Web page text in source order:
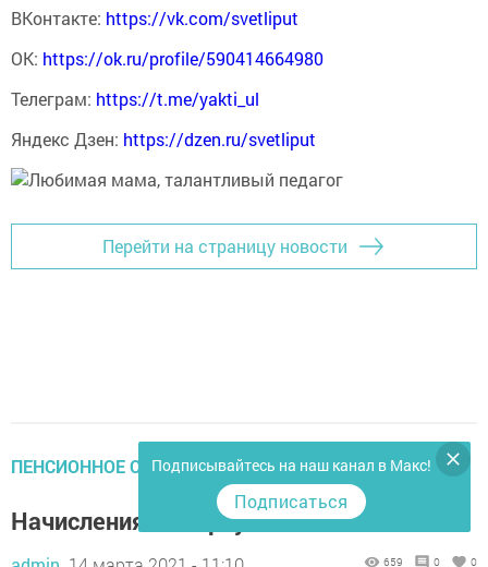
ВКонтакте: https://vk.com/svetliput
ОК: https://ok.ru/profile/590414664980
Телеграм: https://t.me/yakti_ul
Яндекс Дзен: https://dzen.ru/svetliput
Перейти на страницу новости
ПЕНСИОННОЕ ОБЕСПЕЧЕНИЕ
Начисления на карту
659 0 0
Подписывайтесь на наш канал в Макс!
Подписаться